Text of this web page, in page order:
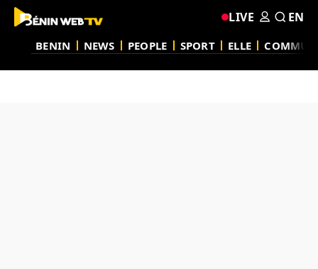
BENIN NEWS PEOPLE SPORT ELLE
LIVE EN